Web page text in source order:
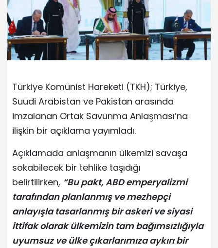
Türkiye Komünist Hareketi (TKH); Türkiye,
Suudi Arabistan ve Pakistan arasında
imzalanan Ortak Savunma Anlaşması’na
ilişkin bir açıklama yayımladı.
Açıklamada anlaşmanın ülkemizi savaşa
sokabilecek bir tehlike taşıdığı
belirtilirken, “Bu pakt, ABD emperyalizmi
tarafından planlanmış ve mezhepçi
anlayışla tasarlanmış bir askeri ve siyasi
ittifak olarak ülkemizin tam bağımsızlığıyla
uyumsuz ve ülke çıkarlarımıza aykırı bir